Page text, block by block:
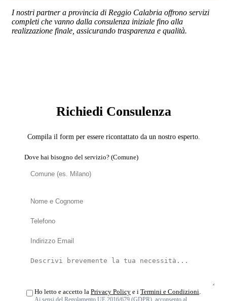
I nostri partner a provincia di Reggio Calabria offrono servizi
completi che vanno dalla consulenza iniziale fino alla
realizzazione finale, assicurando trasparenza e qualità.
Richiedi Consulenza
Compila il form per essere ricontattato da un nostro esperto.
Dove hai bisogno del servizio? (Comune)
Ho letto e accetto la Privacy Policy e i Termini e Condizioni.
Ai sensi del Regolamento UE 2016/679 (GDPR), acconsento al